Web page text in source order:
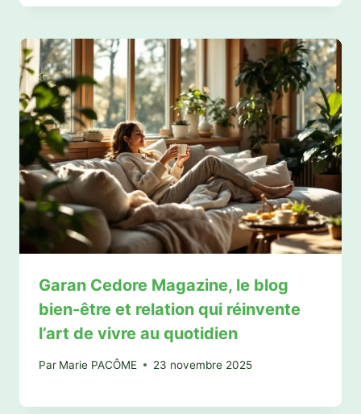
Garan Cedore Magazine, le blog
bien-être et relation qui réinvente
l’art de vivre au quotidien
Par Marie PACÔME 23 novembre 2025